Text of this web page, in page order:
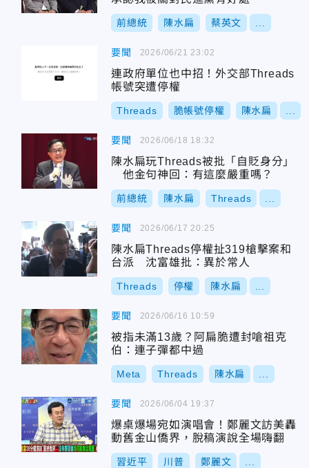
前總統 陳水扁 蔡英文
要聞
連政府單位也中招！外交部Threads
帳號突遭停權
Threads 脆帳號停權 陳水扁
2026/06/21 23:02
要聞
陳水扁玩Threads被批「自貶身分」
他金句神回：有這麼嚴重嗎？
前總統 陳水扁 Threads
2026/06/18 18:32
要聞
陳水扁Threads停權扯319槍擊案和
台派 沈富雄批：異於常人
Threads 停權 陳水扁
2026/06/17 20:25
要聞
被指未滿13歲？阿扁脆遭封嗆祖克
伯：連子彈都中過
Meta Threads 陳水扁
2026/06/16 10:59
要聞
爆桌爆場宛如演唱會！鄭麗文訪美轟
動舊金山僑界，脫稿演說全場嗨翻
習近平 川普 鄭麗文
2026/06/04 19:37